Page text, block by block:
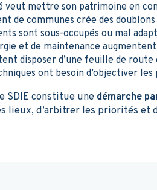
veut mettre son patrimoine en
de communes crée des doublons
sont sous-occupés ou mal
et de maintenance
disposer d’une feuille de
ont besoin d’objectiver
SDIE constitue une démarche
lieux, d’arbitrer les priorités